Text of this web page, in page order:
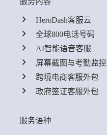
HeroDash客服云
全球800电话号码
AI智能语音客服
屏幕截图与考勤监控
跨境电商客服外包
政府签证客服外包
服务语种